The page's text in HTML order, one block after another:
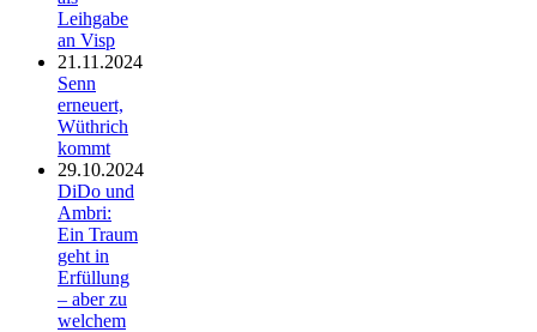
Leihgabe
an Visp
21.11.2024
Senn
erneuert,
Wüthrich
kommt
29.10.2024
DiDo und
Ambri:
Ein Traum
geht in
Erfüllung
– aber zu
welchem